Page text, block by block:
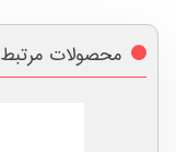
محصولات مرتبط